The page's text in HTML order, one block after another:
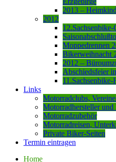
2013 –
2012
12.Sachsenbike-
Moppedrennen
Bikerweihnacht
2012 –
Abschiedsfeier
Links
Motorradclubs,
Motorradhersteller und
Motorradzubehör
Motorradreisen,
Private Biker-Seiten
Termin eintragen
Home